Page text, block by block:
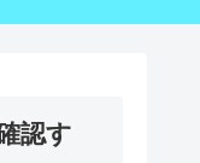
認す